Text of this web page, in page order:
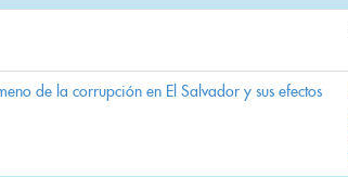
de la corrupción en El Salvador y sus efectos